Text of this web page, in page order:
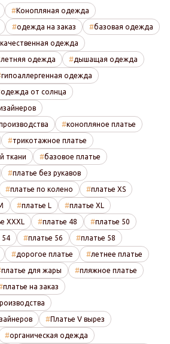
Конопляная одежда
одежда на заказ базовая одежда
качественная одежда
летняя одежда дышащая одежда
гипоаллергенная одежда
одежда от солнца
конопляное платье
трикотажное платье
ткани базовое платье
платье без рукавов
платье по колено платье XS
платье L платье XL
XXXL платье 48 платье 50
54 платье 56 платье 58
дорогое платье летнее платье
платье для жары пляжное платье
платье на заказ
Платье V вырез
органическая одежда